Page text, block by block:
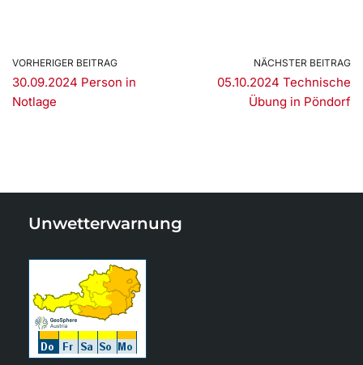
VORHERIGER BEITRAG
30.09.2024 Person in
Notlage
NÄCHSTER BEITRAG
05.10.2024 Technische
Übung in Pöndorf
Unwetterwarnung